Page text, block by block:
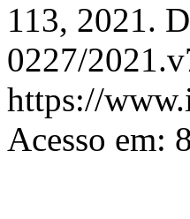
113, 2021.
0227/
https://
Acesso em: